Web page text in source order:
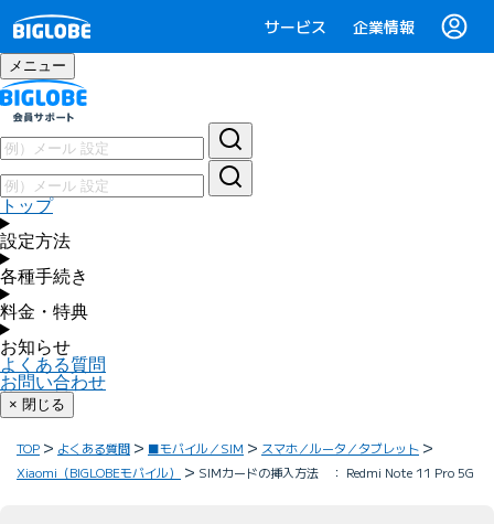
サービス 企業情報
メニュー
トップ
設定方法
各種手続き
料金・特典
お知らせ
よくある質問
お問い合わせ
× 閉じる
TOP よくある質問 ■モバイル／SIM
スマホ／ルータ／タブレット
Xiaomi（BIGLOBEモバイル）
SIMカードの挿入方法 ： Redmi Note 11 Pro 5G